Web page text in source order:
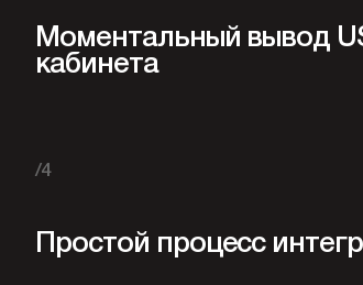
Моментальный вывод
кабинета
/4
Простой процесс